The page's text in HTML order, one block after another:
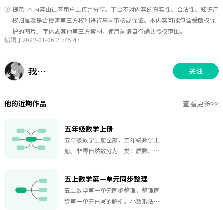
提示: 本内容由社区用户上传并分享。平台不对内容的真实性、合法性、知识产
权归属及是否侵害第三方权利进行事前审核或保证。本内容可能包含受版权保
护的图片、字体或其他第三方素材，使用前请自行确认授权范围。
编辑于2022-01-06 21:45:47
我… 关注
他的近期作品 查看更多>>
五年级数学上册
五年级数学上册全部，五年级数学上
册。非零自然数分为三类：质数、合
素数）如2，3，5，72.一个数，如果
除了1和它本身还有别的因数，这样的
数叫做合数，如4，6，8，103.1不是
五上数学第一单元同步整理
五上数学第一单元同步整理，整理同
步第一单元已写的解析。小数乘法案